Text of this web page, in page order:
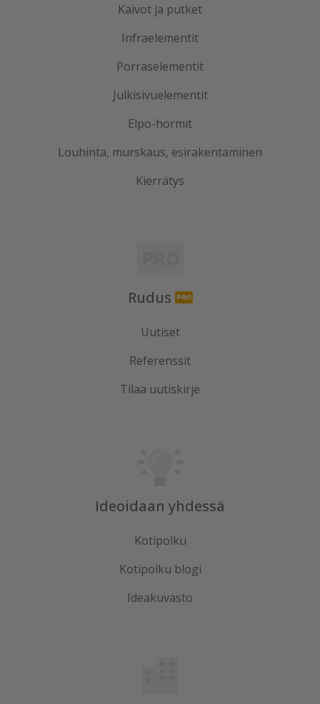
Kaivot ja putket
Infraelementit
Porraselementit
Julkisivuelementit
Elpo-hormit
Louhinta, murskaus, esirakentaminen
Kierrätys
Rudus
Uutiset
Referenssit
Tilaa uutiskirje
Ideoidaan yhdessä
Kotipolku
Kotipolku blogi
Ideakuvasto